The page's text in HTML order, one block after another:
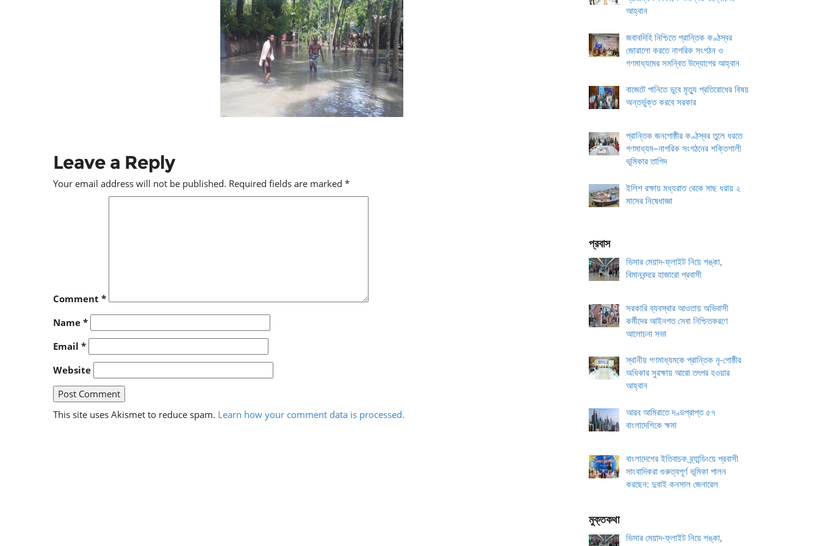
Leave a Reply
Your email address will not be published. Required fields are marked *
Comment *
Name *
Email *
Website
This site uses Akismet to reduce spam. Learn how your comment data is processed.
আহ্বান
জবাবদিহি নিশ্চিতে প্রান্তিক কণ্ঠস্বর
জোরালো করতে নাগরিক সংগঠন ও
গণমাধ্যমের সমন্বিত উদ্যোগের আহ্বান
বাজেটে পানিতে ডুবে মৃত্যু প্রতিরোধের বিষয়
অন্তর্ভুক্ত করবে সরকার
প্রান্তিক জনগোষ্ঠীর কণ্ঠস্বর তুলে ধরতে
গণমাধ্যম–নাগরিক সংগঠনের শক্তিশালী
ভূমিকার তাগিদ
ইলিশ রক্ষায় মধ্যরাত থেকে মাছ ধরায় ২
মাসের নিষেধাজ্ঞা
প্রবাস
ভিসার মেয়াদ-ফ্লাইট নিয়ে শঙ্কা,
বিমানবন্দরে হাজারো প্রবাসী
সরকারি ব্যবস্থার আওতায় অভিবাসী
কর্মীদের আইনগত সেবা নিশ্চিতকরণে
আলোচনা সভা
স্থানীয় গণমাধ্যমকে প্রান্তিক নৃ-গোষ্ঠীর
অধিকার সুরক্ষায় আরো তৎপর হওয়ার
আহ্বান
আরব আমিরাতে দণ্ডপ্রাপ্ত ৫৭
বাংলাদেশিকে ক্ষমা
বাংলাদেশের ইতিবাচক ব্র্যান্ডিংয়ে প্রবাসী
সাংবাদিকরা গুরুত্বপূর্ণ ভূমিকা পালন
করছেন: দুবাই কনসাল জেনারেল
মুক্তকথা
ভিসার মেয়াদ-ফ্লাইট নিয়ে শঙ্কা,